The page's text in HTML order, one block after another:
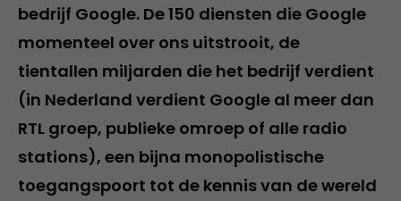
bedrijf Google. De 150 diensten die Google
momenteel over ons uitstrooit, de
tientallen miljarden die het bedrijf verdient
(in Nederland verdient Google al meer dan
RTL groep, publieke omroep of alle radio
stations), een bijna monopolistische
toegangspoort tot de kennis van de wereld